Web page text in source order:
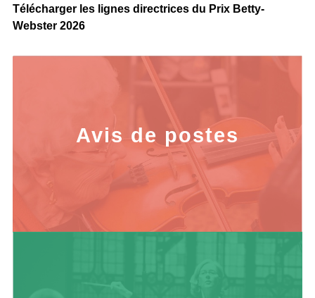
Télécharger les lignes directrices du Prix Betty-
Webster 2026
Avis de postes